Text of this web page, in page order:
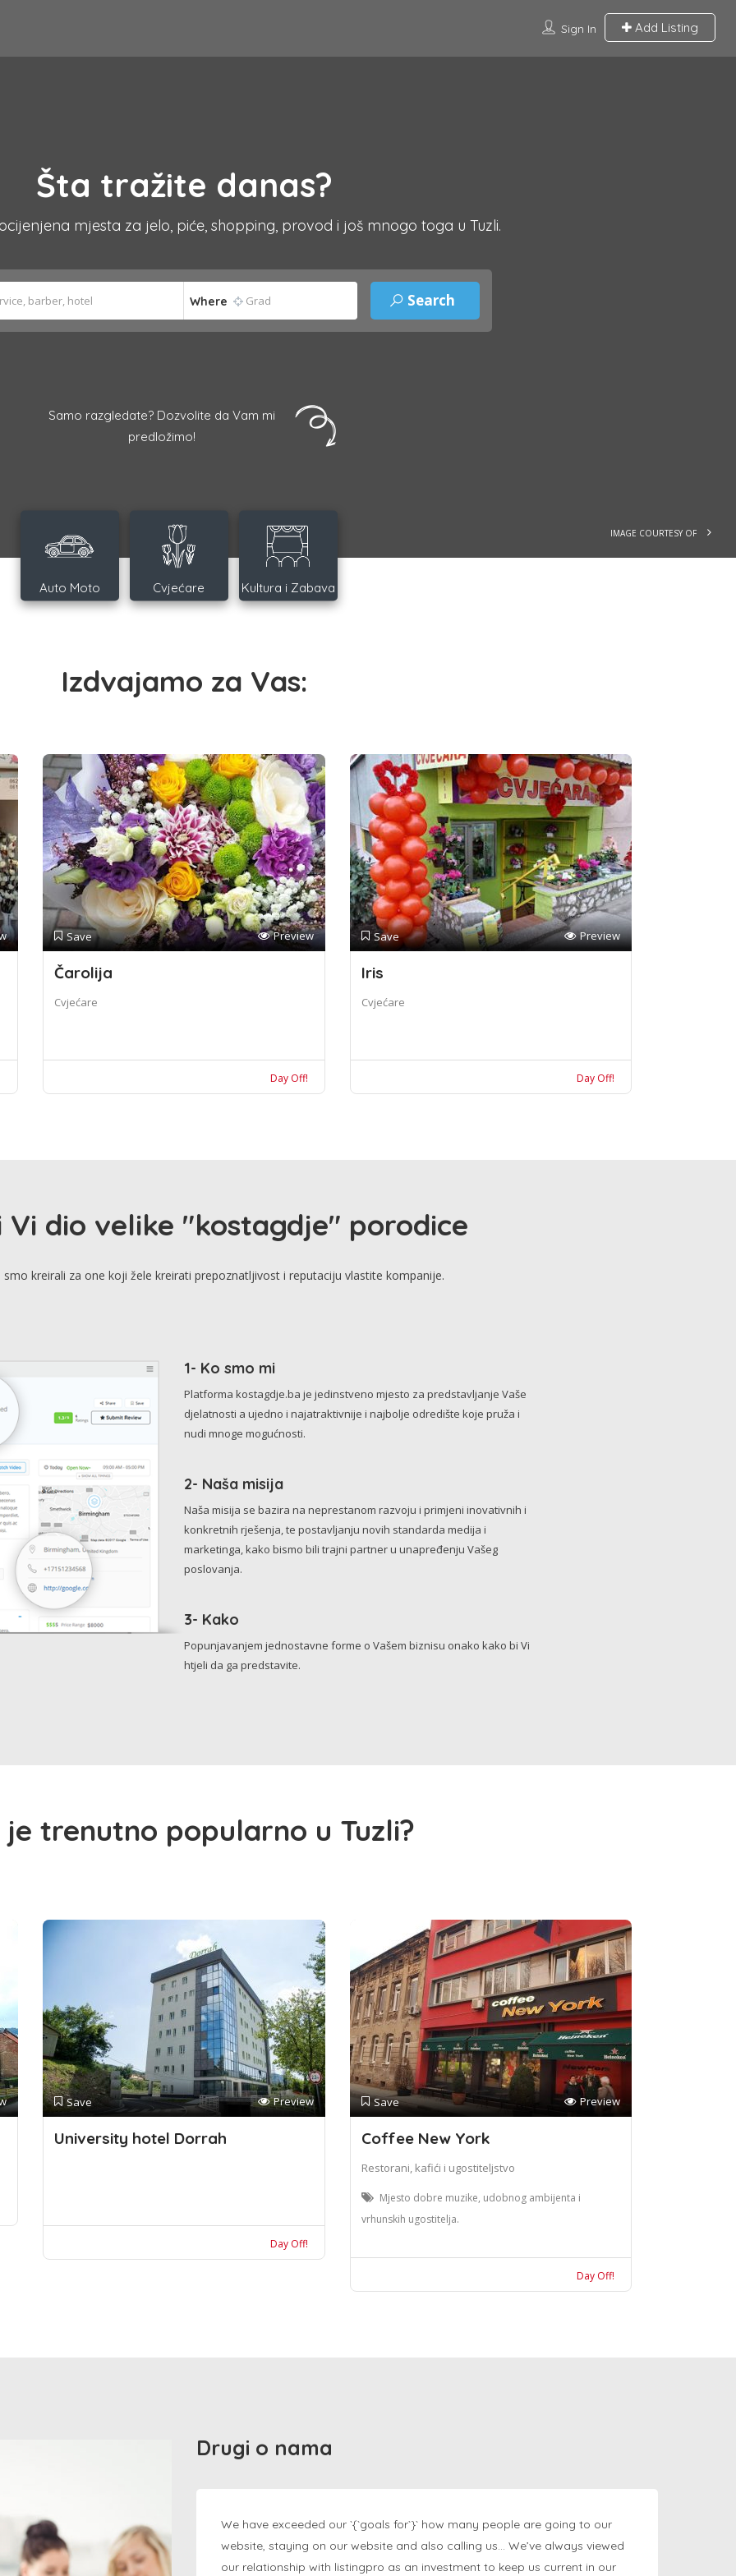
Sign In Add Listing
IMAGE COURTESY OF
Šta tražite danas?
mjesta za jelo, piće, shopping, provod i još mnogo toga u Tuzli.
Where
Samo razgledate? Dozvolite da Vam mi
predložimo!
Auto Moto Cvjećare Kultura i Zabava
Izdvajamo za Vas:
Save Preview
Čarolija
Cvjećare
Day Off!
Save Preview
Iris
Cvjećare
Day Off!
Vi dio velike "kostagdje" porodice
kreirali za one koji žele kreirati prepoznatljivost i reputaciju vlastite kompanije.
1- Ko smo mi
Platforma kostagdje.ba je jedinstveno mjesto za predstavljanje Vaše
djelatnosti a ujedno i najatraktivnije i najbolje odredište koje pruža i
nudi mnoge mogućnosti.
2- Naša misija
Naša misija se bazira na neprestanom razvoju i primjeni inovativnih i
konkretnih rješenja, te postavljanju novih standarda medija i
marketinga, kako bismo bili trajni partner u unapređenju Vašeg
poslovanja.
3- Kako
Popunjavanjem jednostavne forme o Vašem biznisu onako kako bi Vi
htjeli da ga predstavite.
je trenutno popularno u Tuzli?
Save Preview
University hotel Dorrah
Day Off!
Save Preview
Coffee New York
Restorani, kafići i ugostiteljstvo
Mjesto dobre muzike, udobnog ambijenta i
vrhunskih ugostitelja.
Day Off!
Drugi o nama
We have exceeded our `{`goals for`}` how many people are going to our
website, staying on our website and also calling us… We’ve always viewed
our relationship with listingpro as an investment to keep us current in our